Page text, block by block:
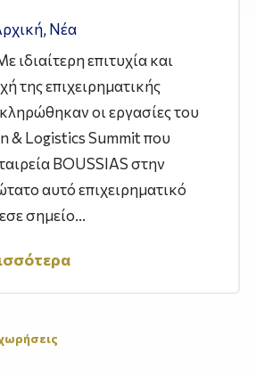
, Νέα
ιδιαίτερη επιτυχία και
της επιχειρηματικής
οι εργασίες του
& Logistics Summit που
BOUSSIAS στην
αυτό επιχειρηματικό
σημείο...